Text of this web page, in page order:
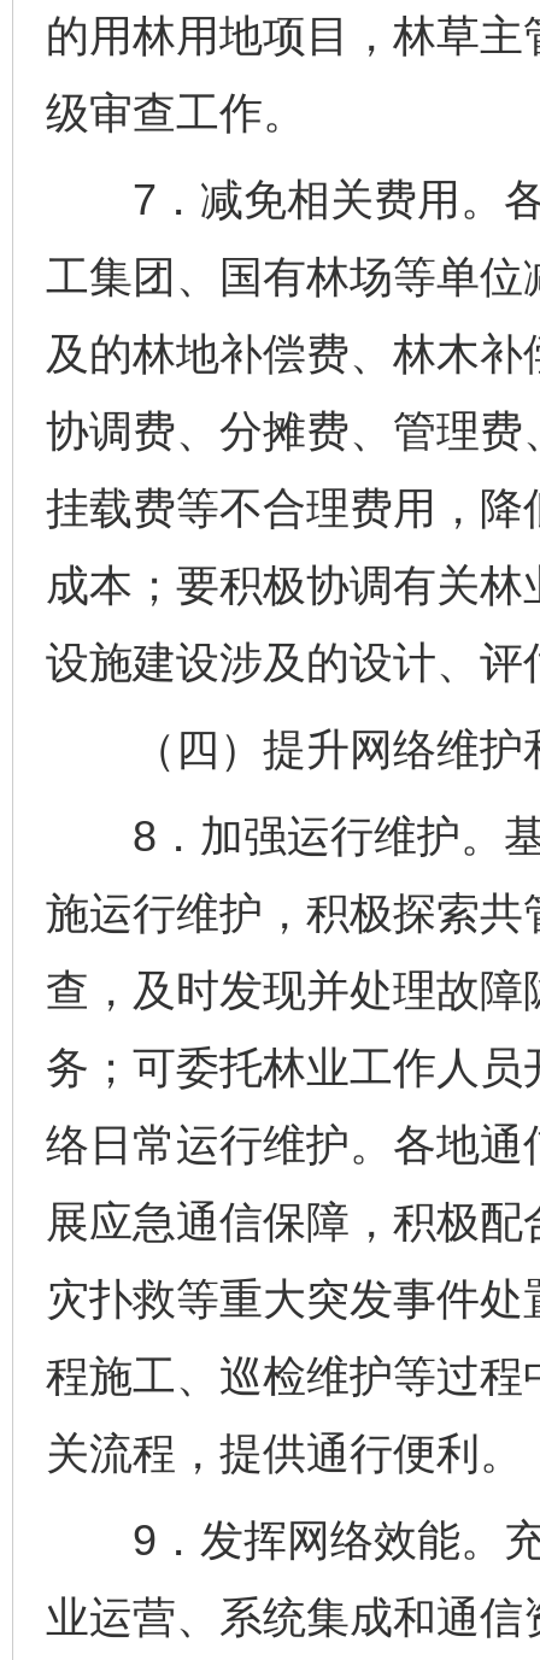
的用林用地项目，林草
级审查工作。
7．减免相关费用。各
工集团、国有林场等单
及的林地补偿费、林木
协调费、分摊费、管理
挂载费等不合理费用，
成本；要积极协调有关
设施建设涉及的设计、
（四）提升网络维护
8．加强运行维护。基
施运行维护，积极探索
查，及时发现并处理故
务；可委托林业工作人
络日常运行维护。各地
展应急通信保障，积极
灾扑救等重大突发事件
程施工、巡检维护等过
关流程，提供通行便利。
9．发挥网络效能。充
业运营、系统集成和通